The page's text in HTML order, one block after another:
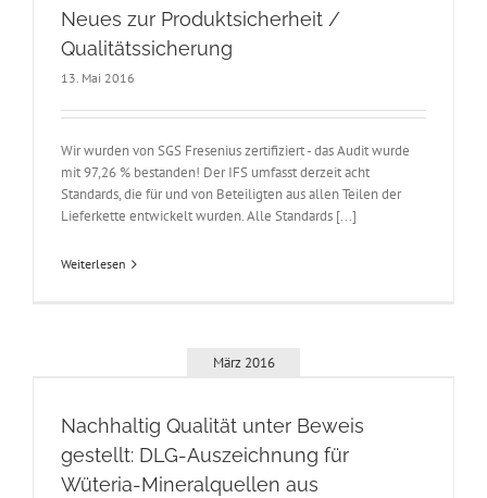
Neues zur Produktsicherheit /
Qualitätssicherung
13. Mai 2016
Wir wurden von SGS Fresenius zertifiziert - das Audit wurde
mit 97,26 % bestanden! Der IFS umfasst derzeit acht
Standards, die für und von Beteiligten aus allen Teilen der
Lieferkette entwickelt wurden. Alle Standards [...]
Weiterlesen
März 2016
Nachhaltig Qualität unter Beweis
gestellt: DLG-Auszeichnung für
Wüteria-Mineralquellen aus